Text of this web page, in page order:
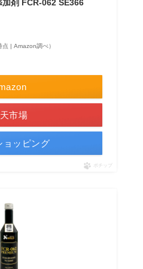
剤 FCR-062 SE366
| Amazon調べ）
市場
ョッピング
ポチップ